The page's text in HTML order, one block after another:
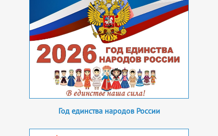
Год единства народов России